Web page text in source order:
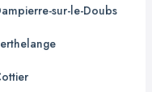
sur-le-Doubs